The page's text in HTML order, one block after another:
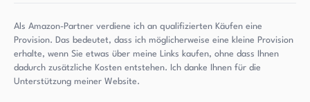
Als Amazon-Partner verdiene ich an qualifizierten Käufen eine
Provision. Das bedeutet, dass ich möglicherweise eine kleine Provision
erhalte, wenn Sie etwas über meine Links kaufen, ohne dass Ihnen
dadurch zusätzliche Kosten entstehen. Ich danke Ihnen für die
Unterstützung meiner Website.